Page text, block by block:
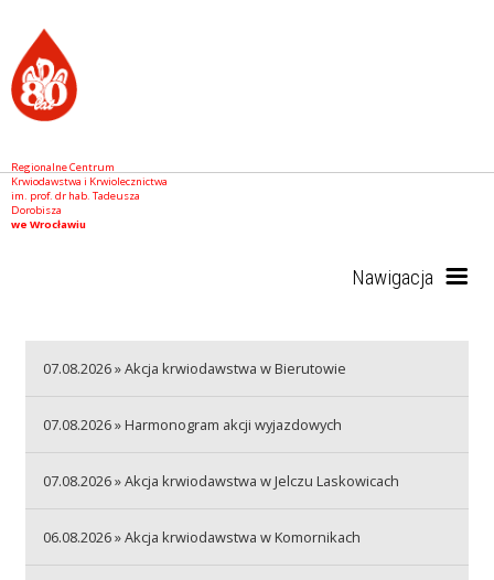
Regionalne Centrum
Krwiodawstwa i Krwiolecznictwa
im. prof. dr hab. Tadeusza
Dorobisza
we Wrocławiu
Nawigacja
Akcje wyjazdowe
07.08.2026 » Akcja krwiodawstwa w Bierutowie
07.08.2026 » Harmonogram akcji wyjazdowych
07.08.2026 » Akcja krwiodawstwa w Jelczu Laskowicach
06.08.2026 » Akcja krwiodawstwa w Komornikach